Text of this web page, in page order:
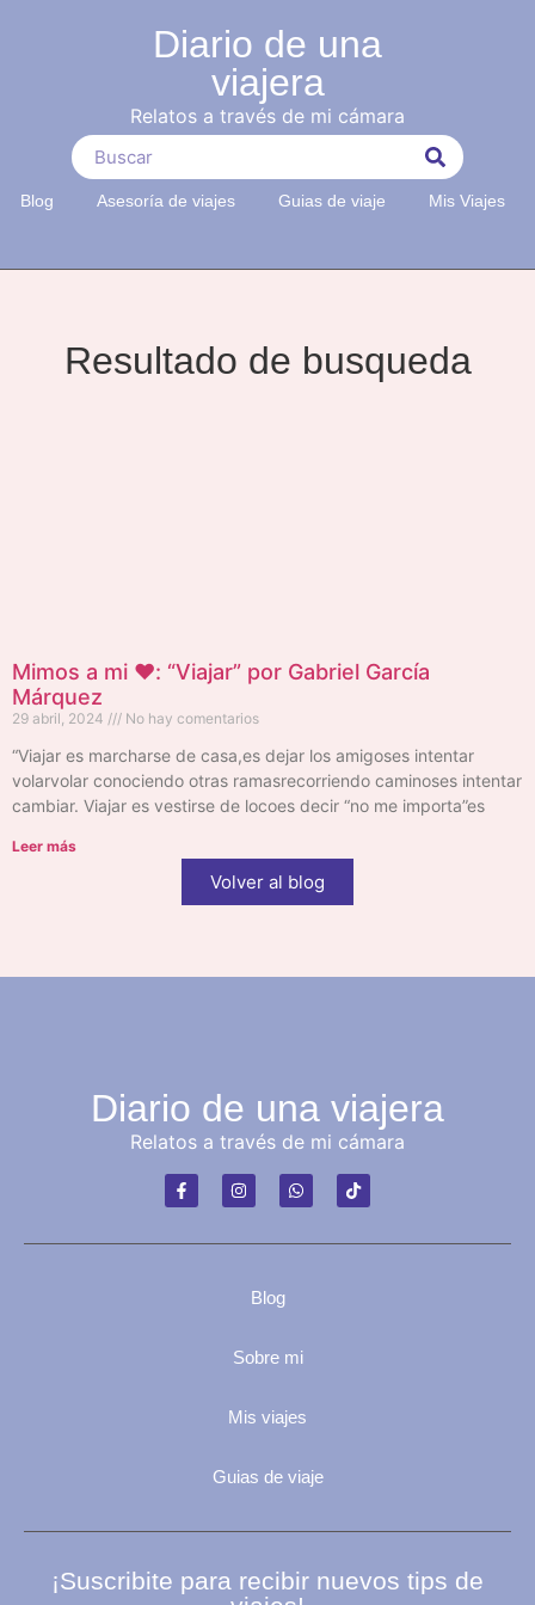
Diario de una
viajera
Relatos a través de mi cámara
Blog Asesoría de viajes Guias de viaje Mis Viajes
Resultado de busqueda
Mimos a mi ❤️: “Viajar” por Gabriel García
Márquez
29 abril, 2024 No hay comentarios
“Viajar es marcharse de casa,es dejar los amigoses intentar
volarvolar conociendo otras ramasrecorriendo caminoses intentar
cambiar. Viajar es vestirse de locoes decir “no me importa”es
Leer más
Volver al blog
Diario de una viajera
Relatos a través de mi cámara
Blog
Sobre mi
Mis viajes
Guias de viaje
¡Suscribite para recibir nuevos tips de